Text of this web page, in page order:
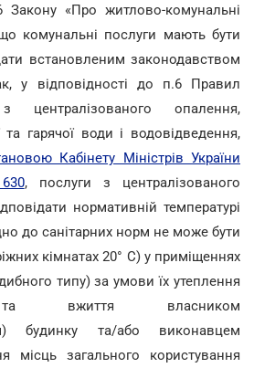
«Про житлово-комунальні
комунальні послуги мають бути
встановленим законодавством
у відповідності до п.6 Правил
опалення,
гарячої води і водовідведення,
Кабінету Міністрів України
, послуги з централізованого
нормативній температурі
до санітарних норм не може бути
кімнатах 20° C) у приміщеннях
типу) за умови їх утеплення
та вжиття власником
будинку та/або виконавцем
місць загального користування